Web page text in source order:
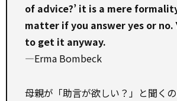
of advice?’ it is a mere
matter if you answer yes or no.
to get it anyway.
—Erma Bombeck
母親が「助言が欲しい？」と聞く